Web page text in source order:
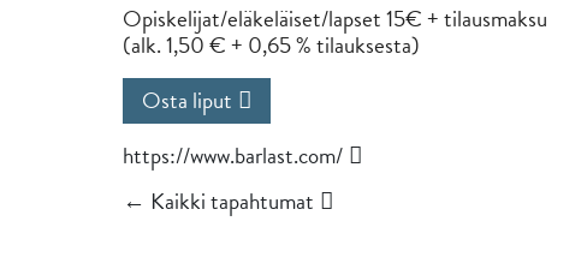
Opiskelijat/eläkeläiset/lapset 15€ + tilausmaksu
(alk. 1,50 € + 0,65 % tilauksesta)
Osta liput
https://www.barlast.com/
← Kaikki tapahtumat